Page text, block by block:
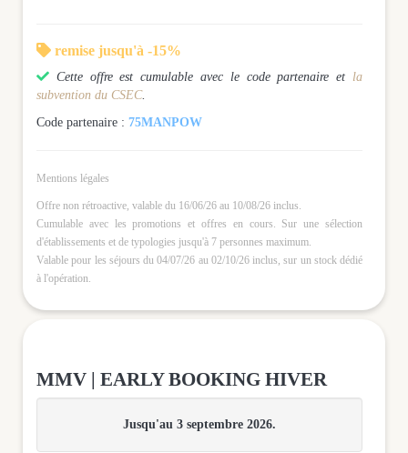
 remise jusqu'à -15%
 Cette offre est cumulable avec le code partenaire et la
subvention du CSEC.
Code partenaire : 75MANPOW
Mentions légales
Offre non rétroactive, valable du 16/06/26 au 10/08/26 inclus.
Cumulable avec les promotions et offres en cours. Sur une sélection
d'établissements et de typologies jusqu'à 7 personnes maximum.
Valable pour les séjours du 04/07/26 au 02/10/26 inclus, sur un stock dédié
à l'opération.
MMV | EARLY BOOKING HIVER
Jusqu'au 3 septembre 2026.